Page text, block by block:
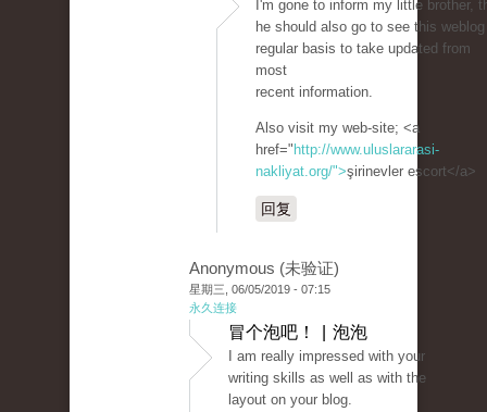
I'm gone to inform my little brother,
he should also go to see this
regular basis to take updated from
most
recent information.
Also visit my web-site; <a
href=" http://www.uluslararasi-
nakliyat.org/">şirinevler escort</a>
回复
Anonymous (未验证)
星期三, 06/05/2019 - 07:15
永久连接
冒个泡吧！ | 泡泡
I am really impressed with your
writing skills as well as with the
layout on your blog.